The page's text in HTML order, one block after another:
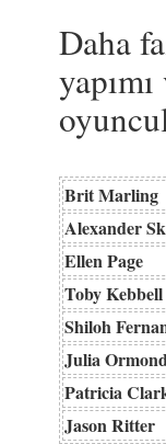
Daha
Brit Marling
Alexander
Ellen Page
Toby Kebbell
Shiloh
Julia
Patricia
Jason Ritter